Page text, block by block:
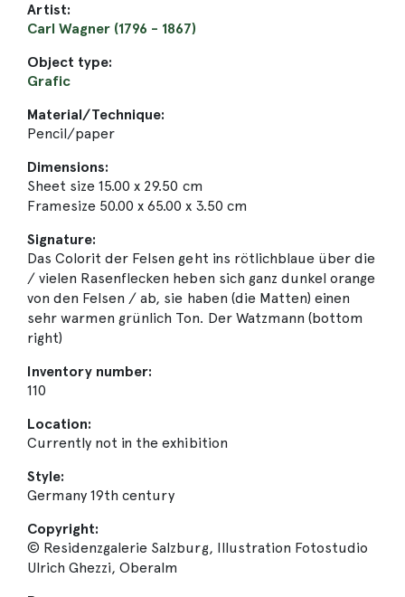
Artist:
Carl Wagner (1796 - 1867)
Object type:
Grafic
Material/Technique:
Pencil/paper
Dimensions:
Sheet size 15.00 x 29.50 cm
Framesize 50.00 x 65.00 x 3.50 cm
Signature:
Das Colorit der Felsen geht ins rötlichblaue über die
/ vielen Rasenflecken heben sich ganz dunkel orange
von den Felsen / ab, sie haben (die Matten) einen
sehr warmen grünlich Ton. Der Watzmann (bottom
right)
Inventory number:
110
Location:
Currently not in the exhibition
Style:
Germany 19th century
Copyright:
© Residenzgalerie Salzburg, Illustration Fotostudio
Ulrich Ghezzi, Oberalm